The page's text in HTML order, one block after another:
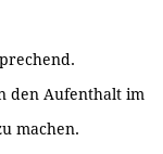
den Aufenthalt im
machen.